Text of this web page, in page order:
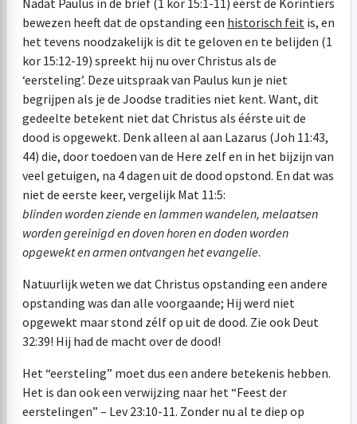
Nadat Paulus in de brief (1 kor 15:1-11) éérst de Korintiërs
bewezen heeft dat de opstanding een historisch feit is, en
het tevens noodzakelijk is dit te geloven en te belijden (1
kor 15:12-19) spreekt hij nu over Christus als de
‘eersteling’. Deze uitspraak van Paulus kun je niet
begrijpen als je de Joodse tradities niet kent. Want, dit
gedeelte betekent niet dat Christus als éérste uit de
dood is opgewekt. Denk alleen al aan Lazarus (Joh 11:43,
44) die, door toedoen van de Here zelf en in het bijzijn van
veel getuigen, na 4dagen uit de dood opstond. En dat was
niet de eerste keer, vergelijk Mat 11:5:
blinden worden ziende en lammen wandelen, melaatsen
worden gereinigd en doven horen en doden worden
opgewekt en armen ontvangen het evangelie.
Natuurlijk weten we dat Christus opstanding een andere
opstanding was dan alle voorgaande; Hij werd niet
opgewekt maar stond zélf op uit de dood. Zie ook Deut
32:39! Hij had de macht over de dood!
Het “eersteling” moet dus een andere betekenis hebben.
Het is dan ook een verwijzing naar het “Feest der
eerstelingen” – Lev 23:10-11. Zonder nu al te diep op